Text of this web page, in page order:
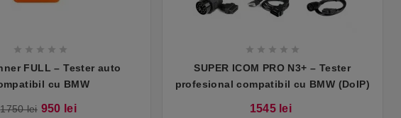
    
FULL – Tester auto
cu BMW
1750 lei 950 lei
    
SUPER ICOM PRO N3+ – Tester
profesional compatibil cu BMW (DoIP)
1545 lei